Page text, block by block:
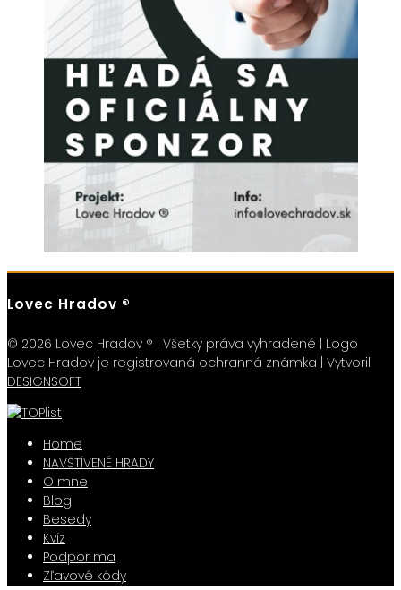
Lovec Hradov ®
© 2026 Lovec Hradov ® | Všetky práva vyhradené | Logo
Lovec Hradov je registrovaná ochranná známka | Vytvoril
DESIGNSOFT
Home
NAVŠTÍVENÉ HRADY
O mne
Blog
Besedy
Kvíz
Podpor ma
Zľavové kódy